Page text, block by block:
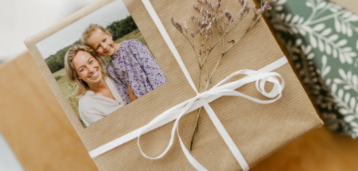
Nos cadeaux sont appréciés. Les clients nous attribuent
une note de 4,8 sur Google Reviews (total de tous les
pays où nous sommes présents).
Carte de vœux gratuite
Créez quelque chose d’unique en quelques étapes – avec
son prénom, votre photo ou un message qui touche le cœur.
Sans complications, juste tout l’amour pour le moment idéal.